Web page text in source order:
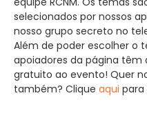
selecionados por nossos
nosso grupo secreto no
Além de poder escolher o
apoiadores da página têm
gratuito ao evento! Quer
também? Clique aqui para